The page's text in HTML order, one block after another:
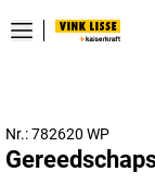
Nr.: 782620 WP